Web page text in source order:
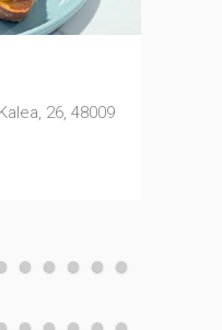
26, 48009
Bizkaia,